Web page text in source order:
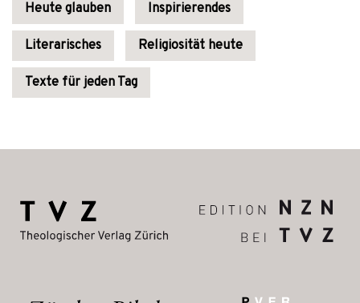
Heute glauben Inspirierendes
Literarisches Religiosität heute
Texte für jeden Tag